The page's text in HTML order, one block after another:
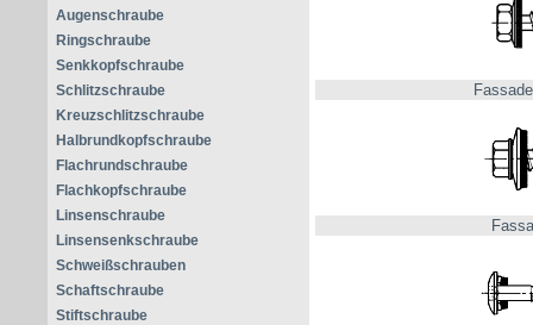
Augenschraube
Ringschraube
Senkkopfschraube
Schlitzschraube
Kreuzschlitzschraube
Halbrundkopfschraube
Flachrundschraube
Flachkopfschraube
Linsenschraube
Linsensenkschraube
Schweißschrauben
Schaftschraube
Stiftschraube